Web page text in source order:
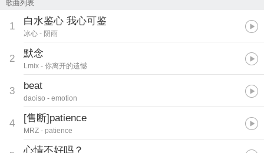
歌曲列表
1 白水鉴心 我心可鉴
冰心 - 阴雨
2 默念
Lmix - 你离开的遗憾
3 beat
daoiso - emotion
4 [售断]patience
MRZ - patience
心情不好吗？